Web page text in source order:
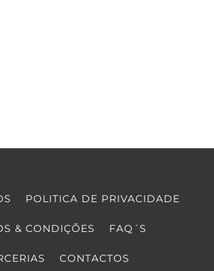
POLITICA DE PRIVACIDADE
& CONDIÇÕES FAQ´S
CONTACTOS